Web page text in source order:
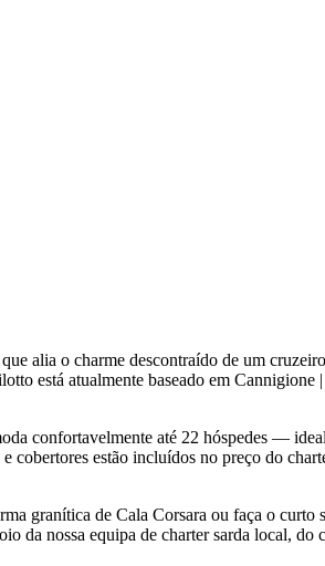
alia o charme descontraído de um
está atualmente baseado em
confortavelmente até 22 hóspedes —
cobertores estão incluídos no preço do
granítica de Cala Corsara ou faça o
da nossa equipa de charter sarda local, do